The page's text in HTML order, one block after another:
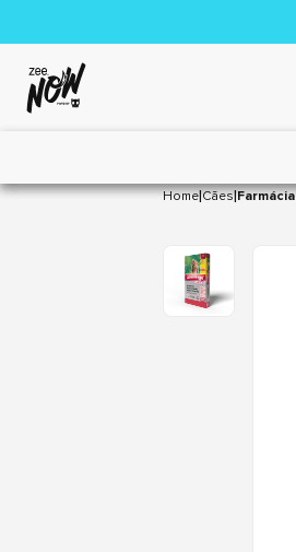
Home|Cães|Farmácia